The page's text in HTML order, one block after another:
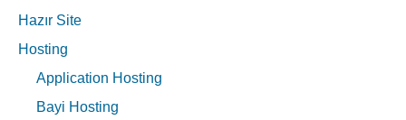
Hazır Site
Hosting
Application Hosting
Bayi Hosting